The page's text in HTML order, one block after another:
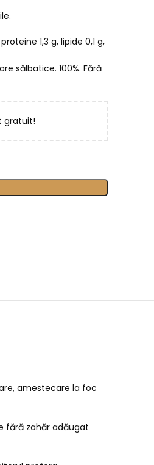
1,3 g, lipide 0,1 g,
sălbatice. 100%. Fără
gratuit!
amestecare la foc
fără zahăr adăugat